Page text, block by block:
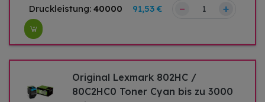
Druckleistung: 40000 91,53 € – +
Original Lexmark 802HC /
80C2HC0 Toner Cyan bis zu 3000